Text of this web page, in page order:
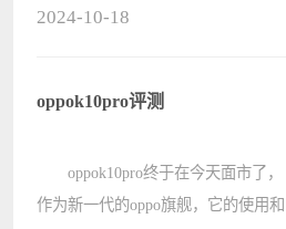
容将详细阐述如何开启和使用华为
2024-10-18
oppok10pro评测
oppok10pro终于在今天面市了，
作为新一代的oppo旗舰，它的使用和